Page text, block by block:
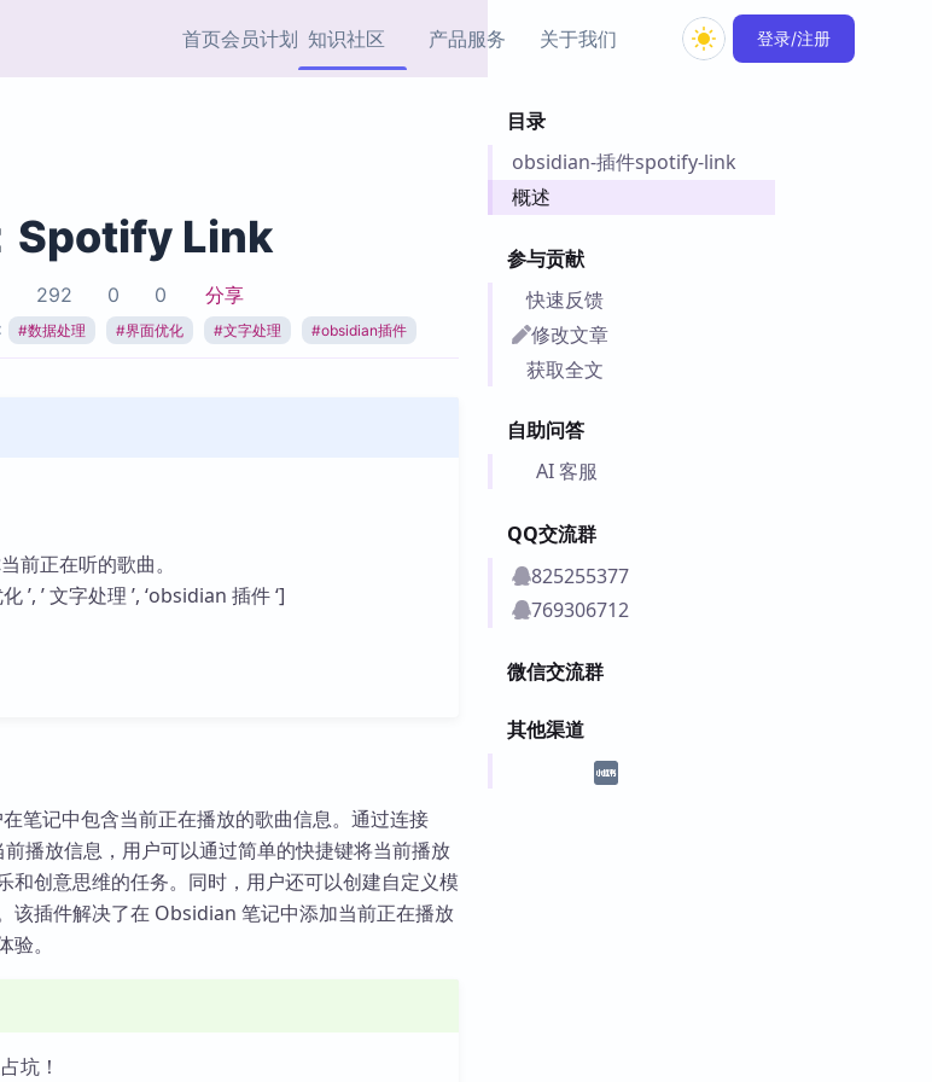
首页会员计划 知识社区
协作者
热门链接 Top5
产品服务
加速访问 Obsidian 官方
市场
Obsidian 思维导图插件
插件
Zettelkasten 实践示例
Obsidian 教程
关于我们 登录/注册
目录
obsidian-插件spotify-link
概述
参与贡献
快速反馈
修改文章
获取全文
自助问答
AI 客服
QQ交流群
825255377
769306712
微信交流群
其他渠道
Spotify Link
292 0 0 分享
#数据处理 #界面优化 #文字处理 #obsidian插件
前正在听的歌曲。
’, ’ 文字处理 ’, ‘obsidian 插件 ‘]
笔记中包含当前正在播放的歌曲信息。通过连接
播放信息，用户可以通过简单的快捷键将当前播放
和创意思维的任务。同时，用户还可以创建自定义模
该插件解决了在 Obsidian 笔记中添加当前正在播放
。
坑！